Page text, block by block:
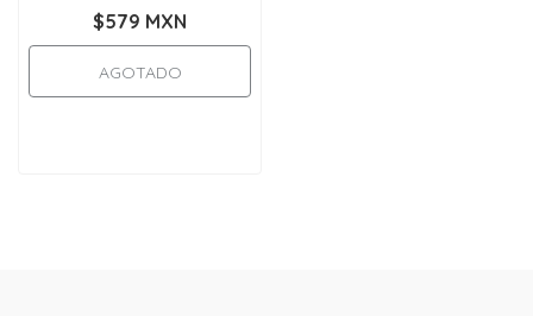
$579 MXN
AGOTADO